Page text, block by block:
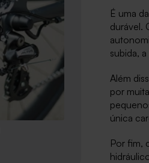
É uma
durável.
subida, a
Além
por
única
Por fim,